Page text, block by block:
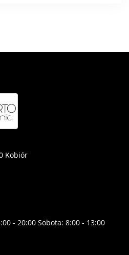
Kobiór
- 20:00 Sobota: 8:00 - 13:00